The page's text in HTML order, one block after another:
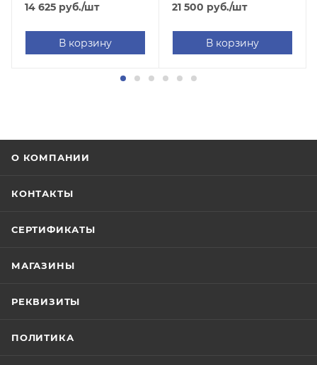
14 625 руб./шт
В корзину
21 500 руб./шт
В корзину
О КОМПАНИИ
КОНТАКТЫ
СЕРТИФИКАТЫ
МАГАЗИНЫ
РЕКВИЗИТЫ
ПОЛИТИКА